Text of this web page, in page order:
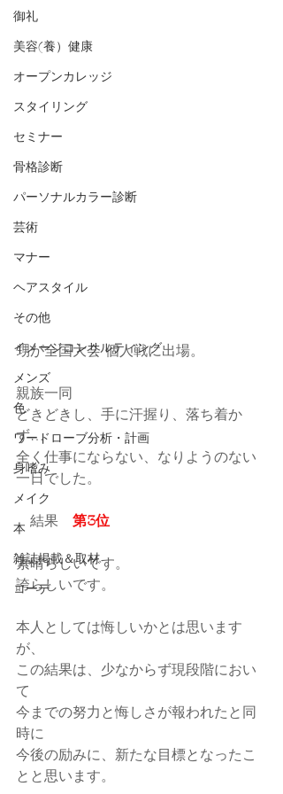
御礼
美容(養）健康
オープンカレッジ
スタイリング
セミナー
骨格診断
パーソナルカラー診断
芸術
マナー
ヘアスタイル
その他
イメージコンサルティング
メンズ
色
ワードローブ分析・計画
身嗜み
メイク
本
雑誌掲載＆取材
コーデ
甥が全国大会 個人戦に出場。
親族一同
どきどきし、手に汗握り、落ち着か
ず…
全く仕事にならない、なりようのない
一日でした。
結果 第3位
素晴らしいです。
誇らしいです。
本人としては悔しいかとは思います
が、
この結果は、少なからず現段階におい
て
今までの努力と悔しさが報われたと同
時に
今後の励みに、新たな目標となったこ
とと思います。